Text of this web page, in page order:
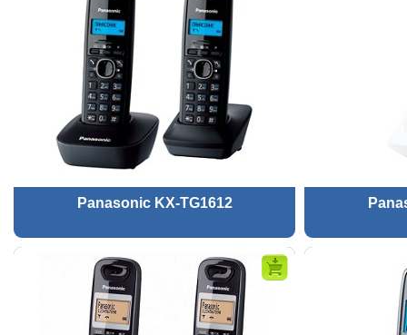
Panasonic KX-TG1612